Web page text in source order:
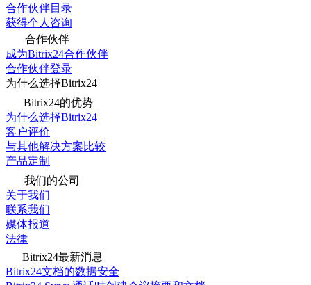
合作伙伴目录
获得个人咨询
合作伙伴
成为Bitrix24合作伙伴
合作伙伴登录
为什么选择Bitrix24
Bitrix24的优势
为什么选择Bitrix24
客户评价
与其他解决方案比较
产品定制
我们的公司
关于我们
联系我们
媒体报道
法律
Bitrix24最新消息
Bitrix24文档的数据安全